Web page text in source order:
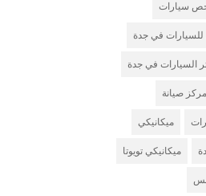
سيارات
في جدة
السيارات في جدة
مركز صيانة
ميكانيكي
ميكانيكي تويوتا